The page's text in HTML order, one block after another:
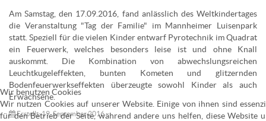
Am Samstag, den 17.09.2016, fand anlässlich des Weltkindertages
die Veranstaltung "Tag der Familie" im Mannheimer Luisenpark
statt. Speziell für die vielen Kinder entwarf Pyrotechnik im Quadrat
ein Feuerwerk, welches besonders leise ist und ohne Knall
auskommt. Die Kombination von abwechslungsreichen
Leuchtkugeleffekten, bunten Kometen und glitzernden
Bodenfeuerwerkseffekten überzeugte sowohl Kinder als auch
Erwachsene.
Erstellt: 19. September 2016
Wir benutzen Cookies
Wir nutzen Cookies auf unserer Website. Einige von ihnen sind
für den Betrieb der Seite, während andere uns helfen, diese Website